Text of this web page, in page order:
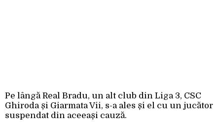
Pe lângă Real Bradu, un alt club din Liga 3, CSC
Ghiroda și Giarmata Vii, s-a ales și el cu un jucător
suspendat din aceeași cauză.